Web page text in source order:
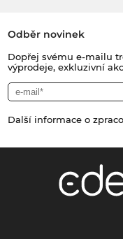
Odběr novinek
Dopřej svému e-mailu
výprodeje, exkluzivní
Další informace o